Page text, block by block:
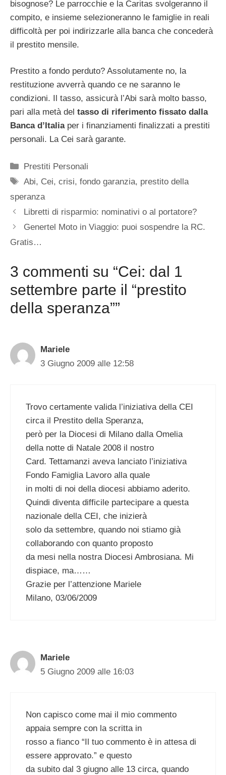
bisognose? Le parrocchie e la Caritas svolgeranno il
compito, e insieme selezioneranno le famiglie in reali
difficoltà per poi indirizzarle alla banca che concederà
il prestito mensile.
Prestito a fondo perduto? Assolutamente no, la
restituzione avverrà quando ce ne saranno le
condizioni. Il tasso, assicurà l’Abi sarà molto basso,
pari alla metà del tasso di riferimento fissato dalla
Banca d’Italia per i finanziamenti finalizzati a prestiti
personali. La Cei sarà garante.
Categorie
Prestiti Personali
Tag
Abi, Cei,crisi,fondo garanzia, prestito della
speranza
Libretti di risparmio: nominativi o al portatore?
Genertel Moto in Viaggio: puoi sospendre la RC.
Gratis…
3 commenti su “Cei: dal 1
settembre parte il “prestito
della speranza””
Mariele
3 Giugno 2009 alle 12:58
Trovo certamente valida l’iniziativa della CEI
circa il Prestito della Speranza,
però per la Diocesi di Milano dalla Omelia
della notte di Natale 2008 il nostro
Card. Tettamanzi aveva lanciato l’iniziativa
Fondo Famiglia Lavoro alla quale
in molti di noi della diocesi abbiamo aderito.
Quindi diventa difficile partecipare a questa
nazionale della CEI, che inizierà
solo da settembre, quando noi stiamo già
collaborando con quanto proposto
da mesi nella nostra Diocesi Ambrosiana. Mi
dispiace, ma……
Grazie per l’attenzione Mariele
Milano, 03/06/2009
Mariele
5 Giugno 2009 alle 16:03
Non capisco come mai il mio commento
appaia sempre con la scritta in
rosso a fianco “Il tuo commento è in attesa di
essere approvato.” e questo
da subito dal 3 giugno alle 13 circa, quando